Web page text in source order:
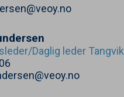
​Daglig leder Tangvik